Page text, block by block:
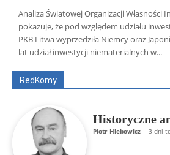
Analiza Światowej Organizacji Własności
pokazuje, że pod względem udziału
PKB Litwa wyprzedziła Niemcy oraz
lat udział inwestycji niematerialnych w...
RedKomy
Wszyscy Aleksander
Artur
ks. Jarosław Wąsowicz
Historyczne
Piotr Hlebowicz - 3 dni